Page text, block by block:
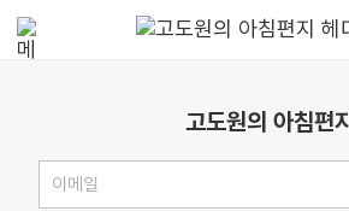
고도원의 아침편지